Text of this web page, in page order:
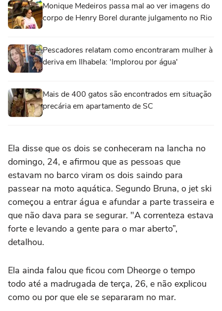
Monique Medeiros passa mal ao ver imagens do
corpo de Henry Borel durante julgamento no Rio
Pescadores relatam como encontraram mulher à
deriva em Ilhabela: 'Implorou por água'
Mais de 400 gatos são encontrados em situação
precária em apartamento de SC
Ela disse que os dois se conheceram na lancha no
domingo, 24, e afirmou que as pessoas que
estavam no barco viram os dois saindo para
passear na moto aquática. Segundo Bruna, o jet ski
começou a entrar água e afundar a parte trasseira e
que não dava para se segurar. "A correnteza estava
forte e levando a gente para o mar aberto”,
detalhou.
Ela ainda falou que ficou com Dheorge o tempo
todo até a madrugada de terça, 26, e não explicou
como ou por que ele se separaram no mar.